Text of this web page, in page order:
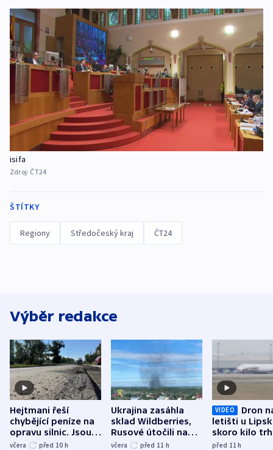
isifa
Zdroj: ČT24
ŠTÍTKY
Regiony Středočeský kraj ČT24
Výběr redakce
Hejtmani řeší
chybějící peníze na
opravu silnic. Jsou
nenárokové, namítá
včera před 10 h
Ukrajina zasáhla
sklad Wildberries,
Rusové útočili na
trh, hasiče či
včera před 11 h
VIDEO
Dron
letišti u
skoro kilo
indicie
před 11h